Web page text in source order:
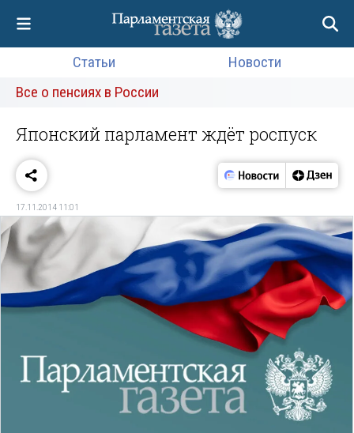
Статьи
Новости
Все о пенсиях в России
Японский парламент ждёт роспуск
17.11.2014 11:01